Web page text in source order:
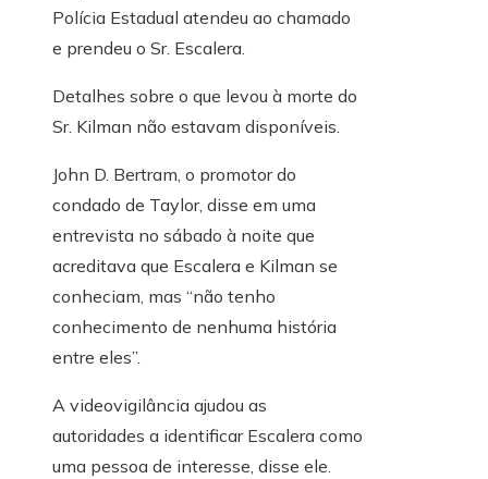
Polícia Estadual atendeu ao chamado
e prendeu o Sr. Escalera.
Detalhes sobre o que levou à morte do
Sr. Kilman não estavam disponíveis.
John D. Bertram, o promotor do
condado de Taylor, disse em uma
entrevista no sábado à noite que
acreditava que Escalera e Kilman se
conheciam, mas “não tenho
conhecimento de nenhuma história
entre eles”.
A videovigilância ajudou as
autoridades a identificar Escalera como
uma pessoa de interesse, disse ele.